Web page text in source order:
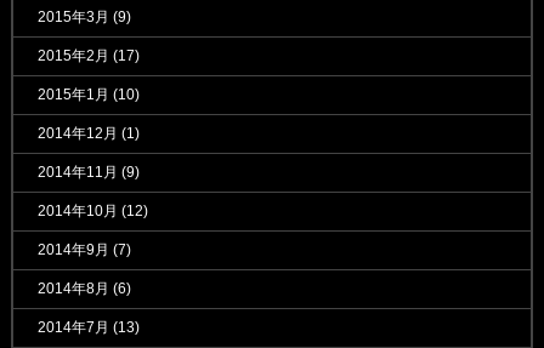
2015年3月 (9)
2015年2月 (17)
2015年1月 (10)
2014年12月 (1)
2014年11月 (9)
2014年10月 (12)
2014年9月 (7)
2014年8月 (6)
2014年7月 (13)